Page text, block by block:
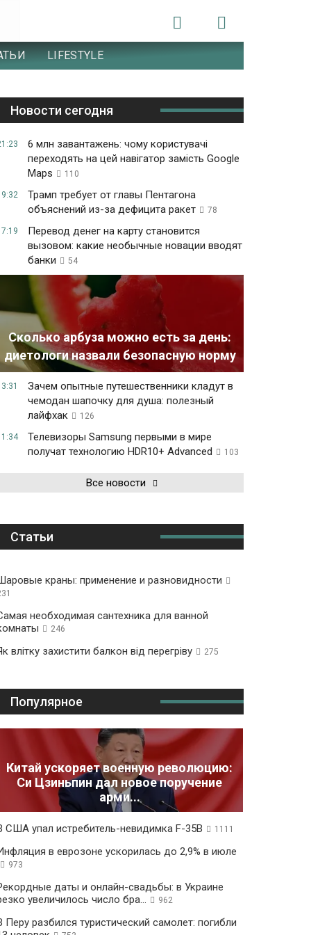
LIFESTYLE
Новости сегодня
6 млн завантажень: чому користувачі
переходять на цей навігатор замість Google
Maps
110
Трамп требует от главы Пентагона
объяснений из-за дефицита ракет
78
Перевод денег на карту становится
вызовом: какие необычные новации вводят
банки
54
Сколько арбуза можно есть за день:
диетологи назвали безопасную норму
Зачем опытные путешественники кладут в
чемодан шапочку для душа: полезный
лайфхак
126
Телевизоры Samsung первыми в мире
получат технологию HDR10+ Advanced
103
Все новости
Статьи
краны: применение и разновидности
необходимая сантехника для ванной
246
влітку захистити балкон від перегріву 275
Популярное
Китай ускоряет военную революцию:
Си Цзиньпин дал новое поручение
арми...
США упал истребитель-невидимка F-35B 1111
в еврозоне ускорилась до 2,9% в июле
973
даты и онлайн-свадьбы: в Украине
увеличилось число бра...
962
Перу разбился туристический самолет: погибли